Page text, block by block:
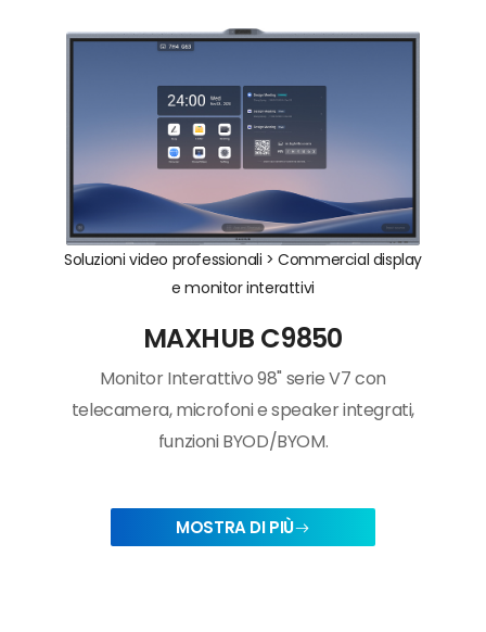
Soluzioni video professionali >Commercial display
e monitor interattivi
MAXHUB C9850
Monitor Interattivo 98" serie V7 con
telecamera, microfoni e speaker integrati,
funzioni BYOD/BYOM.
MOSTRA DI PIÙ